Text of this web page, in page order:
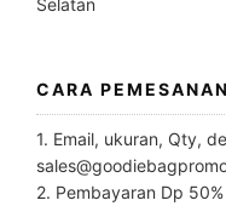
Selatan
CARA
1. Email, ukuran, Qty,
2. Pembayaran Dp 50%